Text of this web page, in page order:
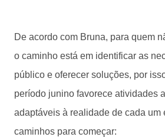
De acordo com Bruna, para quem
o caminho está em identificar as
público e oferecer soluções, por
período junino favorece atividades
adaptáveis à realidade de cada um
caminhos para começar: